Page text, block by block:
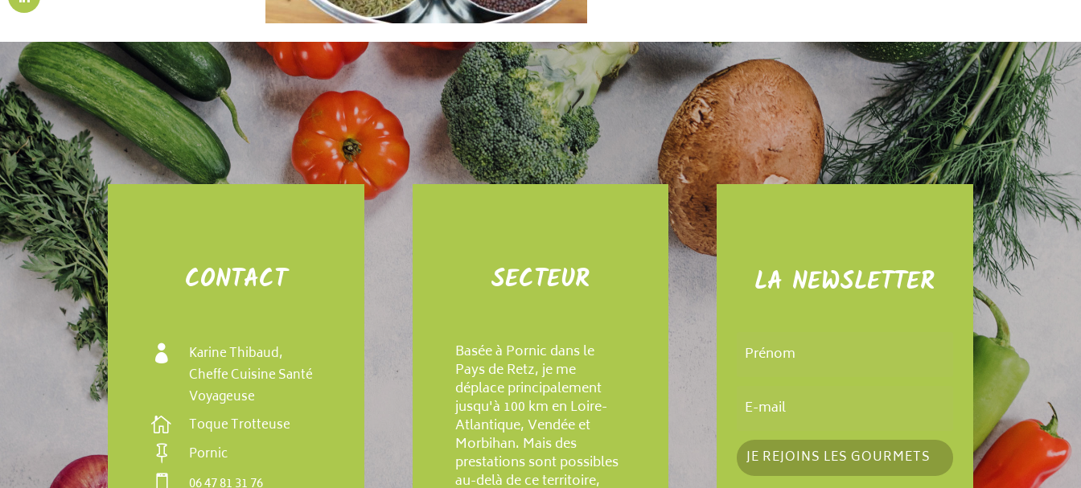
CONTACT

Karine Thibaud,
Cheffe Cuisine Santé
Voyageuse
 Toque Trotteuse
 Pornic
SECTEUR
Basée à Pornic dans le
Pays de Retz, je me
déplace principalement
jusqu'à 100 km en Loire-
Atlantique, Vendée et
Morbihan. Mais des
prestations sont possibles
au-delà de ce territoire,
LA NEWSLETTER
JE REJOINS LES GOURMETS